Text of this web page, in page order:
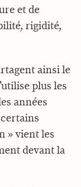
et de
rigidité,
ainsi le
plus les
années
» vient les
devant la